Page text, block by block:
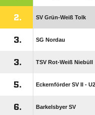
2. SV Grün-Weiß Tolk
3. SG Nordau
3. TSV Rot-Weiß Niebüll
5. Eckernförder SV II -
6. Barkelsbyer SV